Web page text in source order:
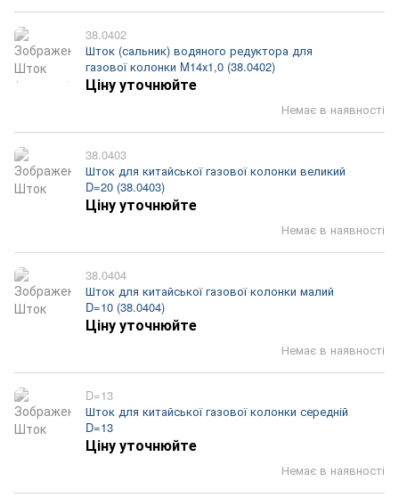
38.0402
Шток (сальник) водяного редуктора для
газової колонки M14х1,0 (38.0402)
Немає в наявності
Ціну уточнюйте
38.0403
Шток для китайської газової колонки великий
D=20 (38.0403)
Немає в наявності
Ціну уточнюйте
38.0404
Шток для китайської газової колонки малий
D=10 (38.0404)
Немає в наявності
Ціну уточнюйте
D=13
Шток для китайської газової колонки середній
D=13
Немає в наявності
Ціну уточнюйте